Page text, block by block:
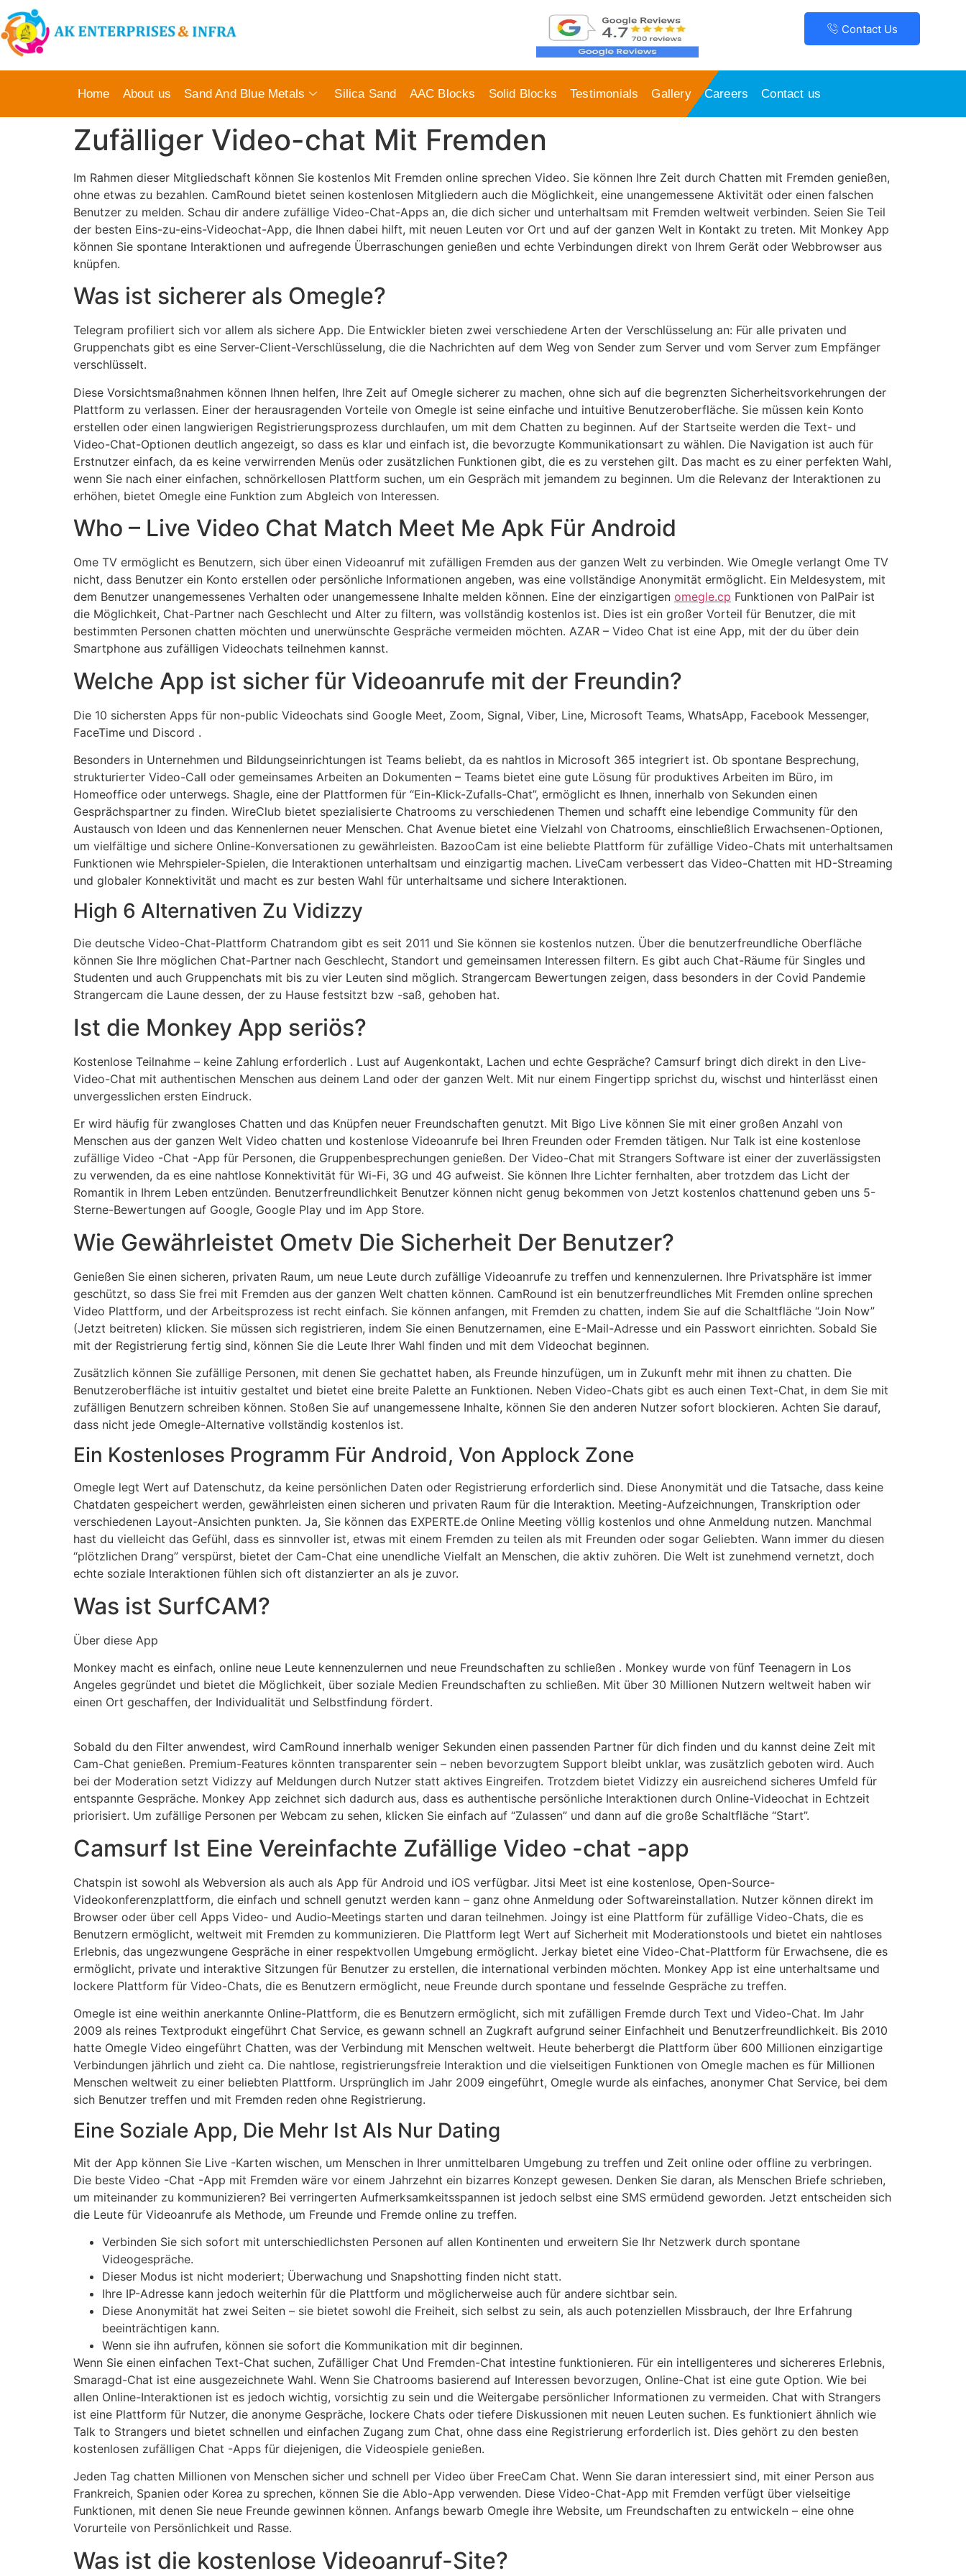
Contact Us
Home About us Sand And Blue Metals Silica Sand AAC Blocks Solid Blocks Testimonials Gallery Careers Contact us
Zufälliger Video-chat Mit Fremden
Im Rahmen dieser Mitgliedschaft können Sie kostenlos Mit Fremden online sprechen Video. Sie können Ihre Zeit durch Chatten mit Fremden genießen,
ohne etwas zu bezahlen. CamRound bietet seinen kostenlosen Mitgliedern auch die Möglichkeit, eine unangemessene Aktivität oder einen falschen
Benutzer zu melden. Schau dir andere zufällige Video-Chat-Apps an, die dich sicher und unterhaltsam mit Fremden weltweit verbinden. Seien Sie Teil
der besten Eins-zu-eins-Videochat-App, die Ihnen dabei hilft, mit neuen Leuten vor Ort und auf der ganzen Welt in Kontakt zu treten. Mit Monkey App
können Sie spontane Interaktionen und aufregende Überraschungen genießen und echte Verbindungen direkt von Ihrem Gerät oder Webbrowser aus
knüpfen.
Was ist sicherer als Omegle?
Telegram profiliert sich vor allem als sichere App. Die Entwickler bieten zwei verschiedene Arten der Verschlüsselung an: Für alle privaten und
Gruppenchats gibt es eine Server-Client-Verschlüsselung, die die Nachrichten auf dem Weg von Sender zum Server und vom Server zum Empfänger
verschlüsselt.
Diese Vorsichtsmaßnahmen können Ihnen helfen, Ihre Zeit auf Omegle sicherer zu machen, ohne sich auf die begrenzten Sicherheitsvorkehrungen der
Plattform zu verlassen. Einer der herausragenden Vorteile von Omegle ist seine einfache und intuitive Benutzeroberfläche. Sie müssen kein Konto
erstellen oder einen langwierigen Registrierungsprozess durchlaufen, um mit dem Chatten zu beginnen. Auf der Startseite werden die Text- und
Video-Chat-Optionen deutlich angezeigt, so dass es klar und einfach ist, die bevorzugte Kommunikationsart zu wählen. Die Navigation ist auch für
Erstnutzer einfach, da es keine verwirrenden Menüs oder zusätzlichen Funktionen gibt, die es zu verstehen gilt. Das macht es zu einer perfekten Wahl,
wenn Sie nach einer einfachen, schnörkellosen Plattform suchen, um ein Gespräch mit jemandem zu beginnen. Um die Relevanz der Interaktionen zu
erhöhen, bietet Omegle eine Funktion zum Abgleich von Interessen.
Who – Live Video Chat Match Meet Me Apk Für Android
Ome TV ermöglicht es Benutzern, sich über einen Videoanruf mit zufälligen Fremden aus der ganzen Welt zu verbinden. Wie Omegle verlangt Ome TV
nicht, dass Benutzer ein Konto erstellen oder persönliche Informationen angeben, was eine vollständige Anonymität ermöglicht. Ein Meldesystem, mit
dem Benutzer unangemessenes Verhalten oder unangemessene Inhalte melden können. Eine der einzigartigen omegle.cp Funktionen von PalPair ist
die Möglichkeit, Chat-Partner nach Geschlecht und Alter zu filtern, was vollständig kostenlos ist. Dies ist ein großer Vorteil für Benutzer, die mit
bestimmten Personen chatten möchten und unerwünschte Gespräche vermeiden möchten. AZAR – Video Chat ist eine App, mit der du über dein
Smartphone aus zufälligen Videochats teilnehmen kannst.
Welche App ist sicher für Videoanrufe mit der Freundin?
Die 10 sichersten Apps für non-public Videochats sind Google Meet, Zoom, Signal, Viber, Line, Microsoft Teams, WhatsApp, Facebook Messenger,
FaceTime und Discord .
Besonders in Unternehmen und Bildungseinrichtungen ist Teams beliebt, da es nahtlos in Microsoft 365 integriert ist. Ob spontane Besprechung,
strukturierter Video-Call oder gemeinsames Arbeiten an Dokumenten – Teams bietet eine gute Lösung für produktives Arbeiten im Büro, im
Homeoffice oder unterwegs. Shagle, eine der Plattformen für “Ein-Klick-Zufalls-Chat”, ermöglicht es Ihnen, innerhalb von Sekunden einen
Gesprächspartner zu finden. WireClub bietet spezialisierte Chatrooms zu verschiedenen Themen und schafft eine lebendige Community für den
Austausch von Ideen und das Kennenlernen neuer Menschen. Chat Avenue bietet eine Vielzahl von Chatrooms, einschließlich Erwachsenen-Optionen,
um vielfältige und sichere Online-Konversationen zu gewährleisten. BazooCam ist eine beliebte Plattform für zufällige Video-Chats mit unterhaltsamen
Funktionen wie Mehrspieler-Spielen, die Interaktionen unterhaltsam und einzigartig machen. LiveCam verbessert das Video-Chatten mit HD-Streaming
und globaler Konnektivität und macht es zur besten Wahl für unterhaltsame und sichere Interaktionen.
High 6 Alternativen Zu Vidizzy
Die deutsche Video-Chat-Plattform Chatrandom gibt es seit 2011 und Sie können sie kostenlos nutzen. Über die benutzerfreundliche Oberfläche
können Sie Ihre möglichen Chat-Partner nach Geschlecht, Standort und gemeinsamen Interessen filtern. Es gibt auch Chat-Räume für Singles und
Studenten und auch Gruppenchats mit bis zu vier Leuten sind möglich. Strangercam Bewertungen zeigen, dass besonders in der Covid Pandemie
Strangercam die Laune dessen, der zu Hause festsitzt bzw -saß, gehoben hat.
Ist die Monkey App seriös?
Kostenlose Teilnahme – keine Zahlung erforderlich . Lust auf Augenkontakt, Lachen und echte Gespräche? Camsurf bringt dich direkt in den Live-
Video-Chat mit authentischen Menschen aus deinem Land oder der ganzen Welt. Mit nur einem Fingertipp sprichst du, wischst und hinterlässt einen
unvergesslichen ersten Eindruck.
Er wird häufig für zwangloses Chatten und das Knüpfen neuer Freundschaften genutzt. Mit Bigo Live können Sie mit einer großen Anzahl von
Menschen aus der ganzen Welt Video chatten und kostenlose Videoanrufe bei Ihren Freunden oder Fremden tätigen. Nur Talk ist eine kostenlose
zufällige Video -Chat -App für Personen, die Gruppenbesprechungen genießen. Der Video-Chat mit Strangers Software ist einer der zuverlässigsten
zu verwenden, da es eine nahtlose Konnektivität für Wi-Fi, 3G und 4G aufweist. Sie können Ihre Lichter fernhalten, aber trotzdem das Licht der
Romantik in Ihrem Leben entzünden. Benutzerfreundlichkeit Benutzer können nicht genug bekommen von Jetzt kostenlos chattenund geben uns 5-
Sterne-Bewertungen auf Google, Google Play und im App Store.
Wie Gewährleistet Ometv Die Sicherheit Der Benutzer?
Genießen Sie einen sicheren, privaten Raum, um neue Leute durch zufällige Videoanrufe zu treffen und kennenzulernen. Ihre Privatsphäre ist immer
geschützt, so dass Sie frei mit Fremden aus der ganzen Welt chatten können. CamRound ist ein benutzerfreundliches Mit Fremden online sprechen
Video Plattform, und der Arbeitsprozess ist recht einfach. Sie können anfangen, mit Fremden zu chatten, indem Sie auf die Schaltfläche “Join Now”
(Jetzt beitreten) klicken. Sie müssen sich registrieren, indem Sie einen Benutzernamen, eine E-Mail-Adresse und ein Passwort einrichten. Sobald Sie
mit der Registrierung fertig sind, können Sie die Leute Ihrer Wahl finden und mit dem Videochat beginnen.
Zusätzlich können Sie zufällige Personen, mit denen Sie gechattet haben, als Freunde hinzufügen, um in Zukunft mehr mit ihnen zu chatten. Die
Benutzeroberfläche ist intuitiv gestaltet und bietet eine breite Palette an Funktionen. Neben Video-Chats gibt es auch einen Text-Chat, in dem Sie mit
zufälligen Benutzern schreiben können. Stoßen Sie auf unangemessene Inhalte, können Sie den anderen Nutzer sofort blockieren. Achten Sie darauf,
dass nicht jede Omegle-Alternative vollständig kostenlos ist.
Ein Kostenloses Programm Für Android, Von Applock Zone
Omegle legt Wert auf Datenschutz, da keine persönlichen Daten oder Registrierung erforderlich sind. Diese Anonymität und die Tatsache, dass keine
Chatdaten gespeichert werden, gewährleisten einen sicheren und privaten Raum für die Interaktion. Meeting-Aufzeichnungen, Transkription oder
verschiedenen Layout-Ansichten punkten. Ja, Sie können das EXPERTE.de Online Meeting völlig kostenlos und ohne Anmeldung nutzen. Manchmal
hast du vielleicht das Gefühl, dass es sinnvoller ist, etwas mit einem Fremden zu teilen als mit Freunden oder sogar Geliebten. Wann immer du diesen
“plötzlichen Drang” verspürst, bietet der Cam-Chat eine unendliche Vielfalt an Menschen, die aktiv zuhören. Die Welt ist zunehmend vernetzt, doch
echte soziale Interaktionen fühlen sich oft distanzierter an als je zuvor.
Was ist SurfCAM?
Über diese App
Monkey macht es einfach, online neue Leute kennenzulernen und neue Freundschaften zu schließen . Monkey wurde von fünf Teenagern in Los
Angeles gegründet und bietet die Möglichkeit, über soziale Medien Freundschaften zu schließen. Mit über 30 Millionen Nutzern weltweit haben wir
einen Ort geschaffen, der Individualität und Selbstfindung fördert.
Sobald du den Filter anwendest, wird CamRound innerhalb weniger Sekunden einen passenden Partner für dich finden und du kannst deine Zeit mit
Cam-Chat genießen. Premium-Features könnten transparenter sein – neben bevorzugtem Support bleibt unklar, was zusätzlich geboten wird. Auch
bei der Moderation setzt Vidizzy auf Meldungen durch Nutzer statt aktives Eingreifen. Trotzdem bietet Vidizzy ein ausreichend sicheres Umfeld für
entspannte Gespräche. Monkey App zeichnet sich dadurch aus, dass es authentische persönliche Interaktionen durch Online-Videochat in Echtzeit
priorisiert. Um zufällige Personen per Webcam zu sehen, klicken Sie einfach auf “Zulassen” und dann auf die große Schaltfläche “Start”.
Camsurf Ist Eine Vereinfachte Zufällige Video -chat -app
Chatspin ist sowohl als Webversion als auch als App für Android und iOS verfügbar. Jitsi Meet ist eine kostenlose, Open-Source-
Videokonferenzplattform, die einfach und schnell genutzt werden kann – ganz ohne Anmeldung oder Softwareinstallation. Nutzer können direkt im
Browser oder über cell Apps Video‑ und Audio‑Meetings starten und daran teilnehmen. Joingy ist eine Plattform für zufällige Video-Chats, die es
Benutzern ermöglicht, weltweit mit Fremden zu kommunizieren. Die Plattform legt Wert auf Sicherheit mit Moderationstools und bietet ein nahtloses
Erlebnis, das ungezwungene Gespräche in einer respektvollen Umgebung ermöglicht. Jerkay bietet eine Video-Chat-Plattform für Erwachsene, die es
ermöglicht, private und interaktive Sitzungen für Benutzer zu erstellen, die international verbinden möchten. Monkey App ist eine unterhaltsame und
lockere Plattform für Video-Chats, die es Benutzern ermöglicht, neue Freunde durch spontane und fesselnde Gespräche zu treffen.
Omegle ist eine weithin anerkannte Online-Plattform, die es Benutzern ermöglicht, sich mit zufälligen Fremde durch Text und Video-Chat. Im Jahr
2009 als reines Textprodukt eingeführt Chat Service, es gewann schnell an Zugkraft aufgrund seiner Einfachheit und Benutzerfreundlichkeit. Bis 2010
hatte Omegle Video eingeführt Chatten, was der Verbindung mit Menschen weltweit. Heute beherbergt die Plattform über 600 Millionen einzigartige
Verbindungen jährlich und zieht ca. Die nahtlose, registrierungsfreie Interaktion und die vielseitigen Funktionen von Omegle machen es für Millionen
Menschen weltweit zu einer beliebten Plattform. Ursprünglich im Jahr 2009 eingeführt, Omegle wurde als einfaches, anonymer Chat Service, bei dem
sich Benutzer treffen und mit Fremden reden ohne Registrierung.
Eine Soziale App, Die Mehr Ist Als Nur Dating
Mit der App können Sie Live -Karten wischen, um Menschen in Ihrer unmittelbaren Umgebung zu treffen und Zeit online oder offline zu verbringen.
Die beste Video -Chat -App mit Fremden wäre vor einem Jahrzehnt ein bizarres Konzept gewesen. Denken Sie daran, als Menschen Briefe schrieben,
um miteinander zu kommunizieren? Bei verringerten Aufmerksamkeitsspannen ist jedoch selbst eine SMS ermüdend geworden. Jetzt entscheiden sich
die Leute für Videoanrufe als Methode, um Freunde und Fremde online zu treffen.
Verbinden Sie sich sofort mit unterschiedlichsten Personen auf allen Kontinenten und erweitern Sie Ihr Netzwerk durch spontane
Videogespräche.
Dieser Modus ist nicht moderiert; Überwachung und Snapshotting finden nicht statt.
Ihre IP-Adresse kann jedoch weiterhin für die Plattform und möglicherweise auch für andere sichtbar sein.
Diese Anonymität hat zwei Seiten – sie bietet sowohl die Freiheit, sich selbst zu sein, als auch potenziellen Missbrauch, der Ihre Erfahrung
beeinträchtigen kann.
Wenn sie ihn aufrufen, können sie sofort die Kommunikation mit dir beginnen.
Wenn Sie einen einfachen Text-Chat suchen, Zufälliger Chat Und Fremden-Chat intestine funktionieren. Für ein intelligenteres und sichereres Erlebnis,
Smaragd-Chat ist eine ausgezeichnete Wahl. Wenn Sie Chatrooms basierend auf Interessen bevorzugen, Online-Chat ist eine gute Option. Wie bei
allen Online-Interaktionen ist es jedoch wichtig, vorsichtig zu sein und die Weitergabe persönlicher Informationen zu vermeiden. Chat with Strangers
ist eine Plattform für Nutzer, die anonyme Gespräche, lockere Chats oder tiefere Diskussionen mit neuen Leuten suchen. Es funktioniert ähnlich wie
Talk to Strangers und bietet schnellen und einfachen Zugang zum Chat, ohne dass eine Registrierung erforderlich ist. Dies gehört zu den besten
kostenlosen zufälligen Chat -Apps für diejenigen, die Videospiele genießen.
Jeden Tag chatten Millionen von Menschen sicher und schnell per Video über FreeCam Chat. Wenn Sie daran interessiert sind, mit einer Person aus
Frankreich, Spanien oder Korea zu sprechen, können Sie die Ablo-App verwenden. Diese Video-Chat-App mit Fremden verfügt über vielseitige
Funktionen, mit denen Sie neue Freunde gewinnen können. Anfangs bewarb Omegle ihre Website, um Freundschaften zu entwickeln – eine ohne
Vorurteile von Persönlichkeit und Rasse.
Was ist die kostenlose Videoanruf-Site?